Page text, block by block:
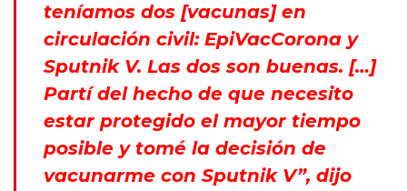
teníamos dos [vacunas] en
circulación civil: EpiVacCorona y
Sputnik V. Las dos son buenas. […]
Partí del hecho de que necesito
estar protegido el mayor tiempo
posible y tomé la decisión de
vacunarme con Sputnik V”, dijo